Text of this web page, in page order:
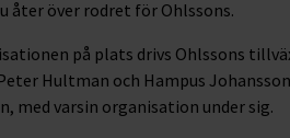
åter över rodret för Ohlssons.
på plats drivs Ohlssons
Hultman och Hampus
med varsin organisation under sig.